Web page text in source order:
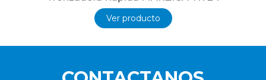
Ver producto